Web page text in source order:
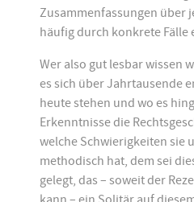
Zusammenfassungen über
häufig durch konkrete Fälle
Wer also gut lesbar wissen
es sich über Jahrtausende
heute stehen und wo es
Erkenntnisse die
welche Schwierigkeiten sie
methodisch hat, dem sei
gelegt, das – soweit der